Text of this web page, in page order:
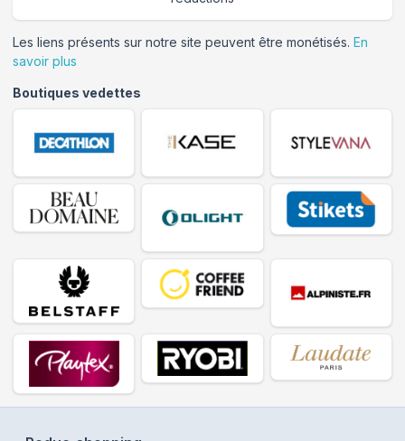
Les liens présents sur notre site peuvent être monétisés. En
savoir plus
Boutiques vedettes